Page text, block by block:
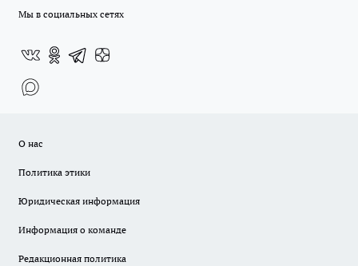
Мы в социальных сетях
О нас
Политика этики
Юридическая информация
Информация о команде
Редакционная политика